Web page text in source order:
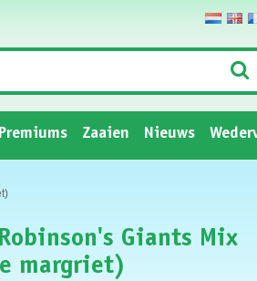
Premiums Zaaien Nieuws
Giants Mix
margriet)